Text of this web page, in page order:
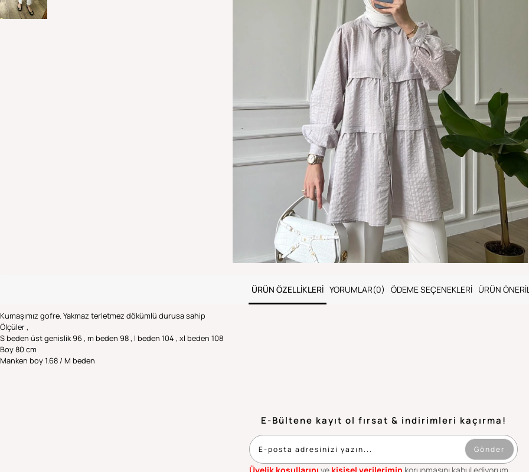
ÜRÜN ÖZELLIKLERI YORUMLAR(0) ÖDEME SEÇENEKLERI ÜRÜN
Kumaşımız gofre. Yakmaz terletmez dökümlü durusa sahip
Ölçüler ,
S beden üst genislik 96 , m beden 98 , l beden 104 , xl beden 108
Boy 80 cm
Manken boy 1.68 / M beden
E-Bültene kayıt ol fırsat & indirimleri kaçırma!
Gönder